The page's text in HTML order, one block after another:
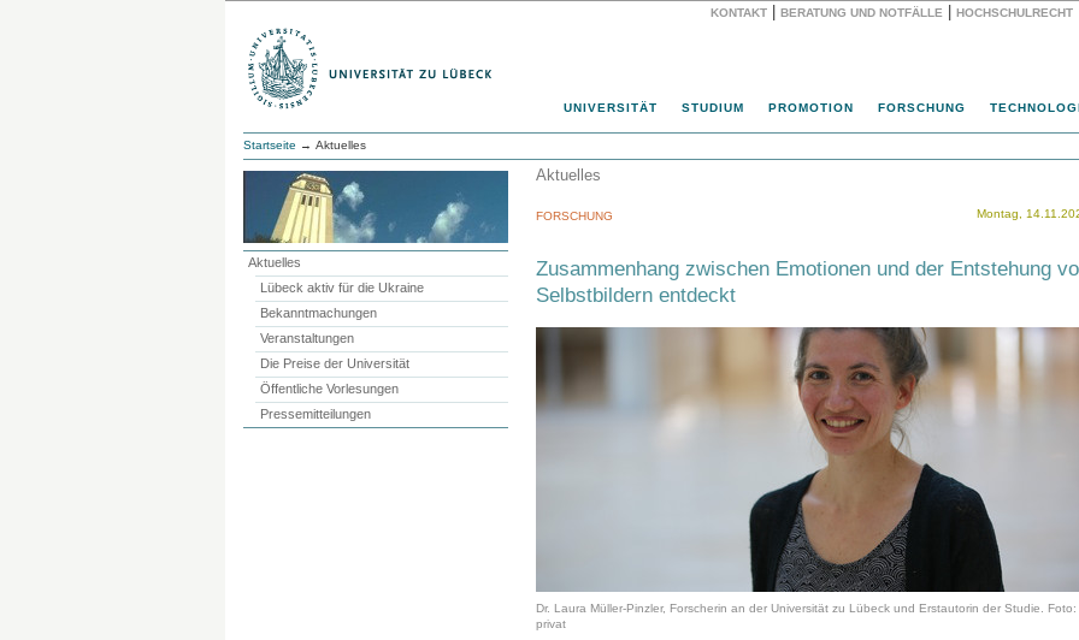
KONTAKT BERATUNG UND NOTFÄLLE HOCHSCHULRECHT
UNIVERSITÄT STUDIUM PROMOTION FORSCHUNG
Startseite → Aktuelles
Aktuelles
Lübeck aktiv für die Ukraine
Bekanntmachungen
Veranstaltungen
Die Preise der Universität
Öffentliche Vorlesungen
Pressemitteilungen
Aktuelles
Montag,
FORSCHUNG
Zusammenhang zwischen Emotionen und der Entstehung
Selbstbildern entdeckt
Dr. Laura Müller-Pinzler, Forscherin an der Universität zu Lübeck und Erstautorin der Studie. Foto:
privat